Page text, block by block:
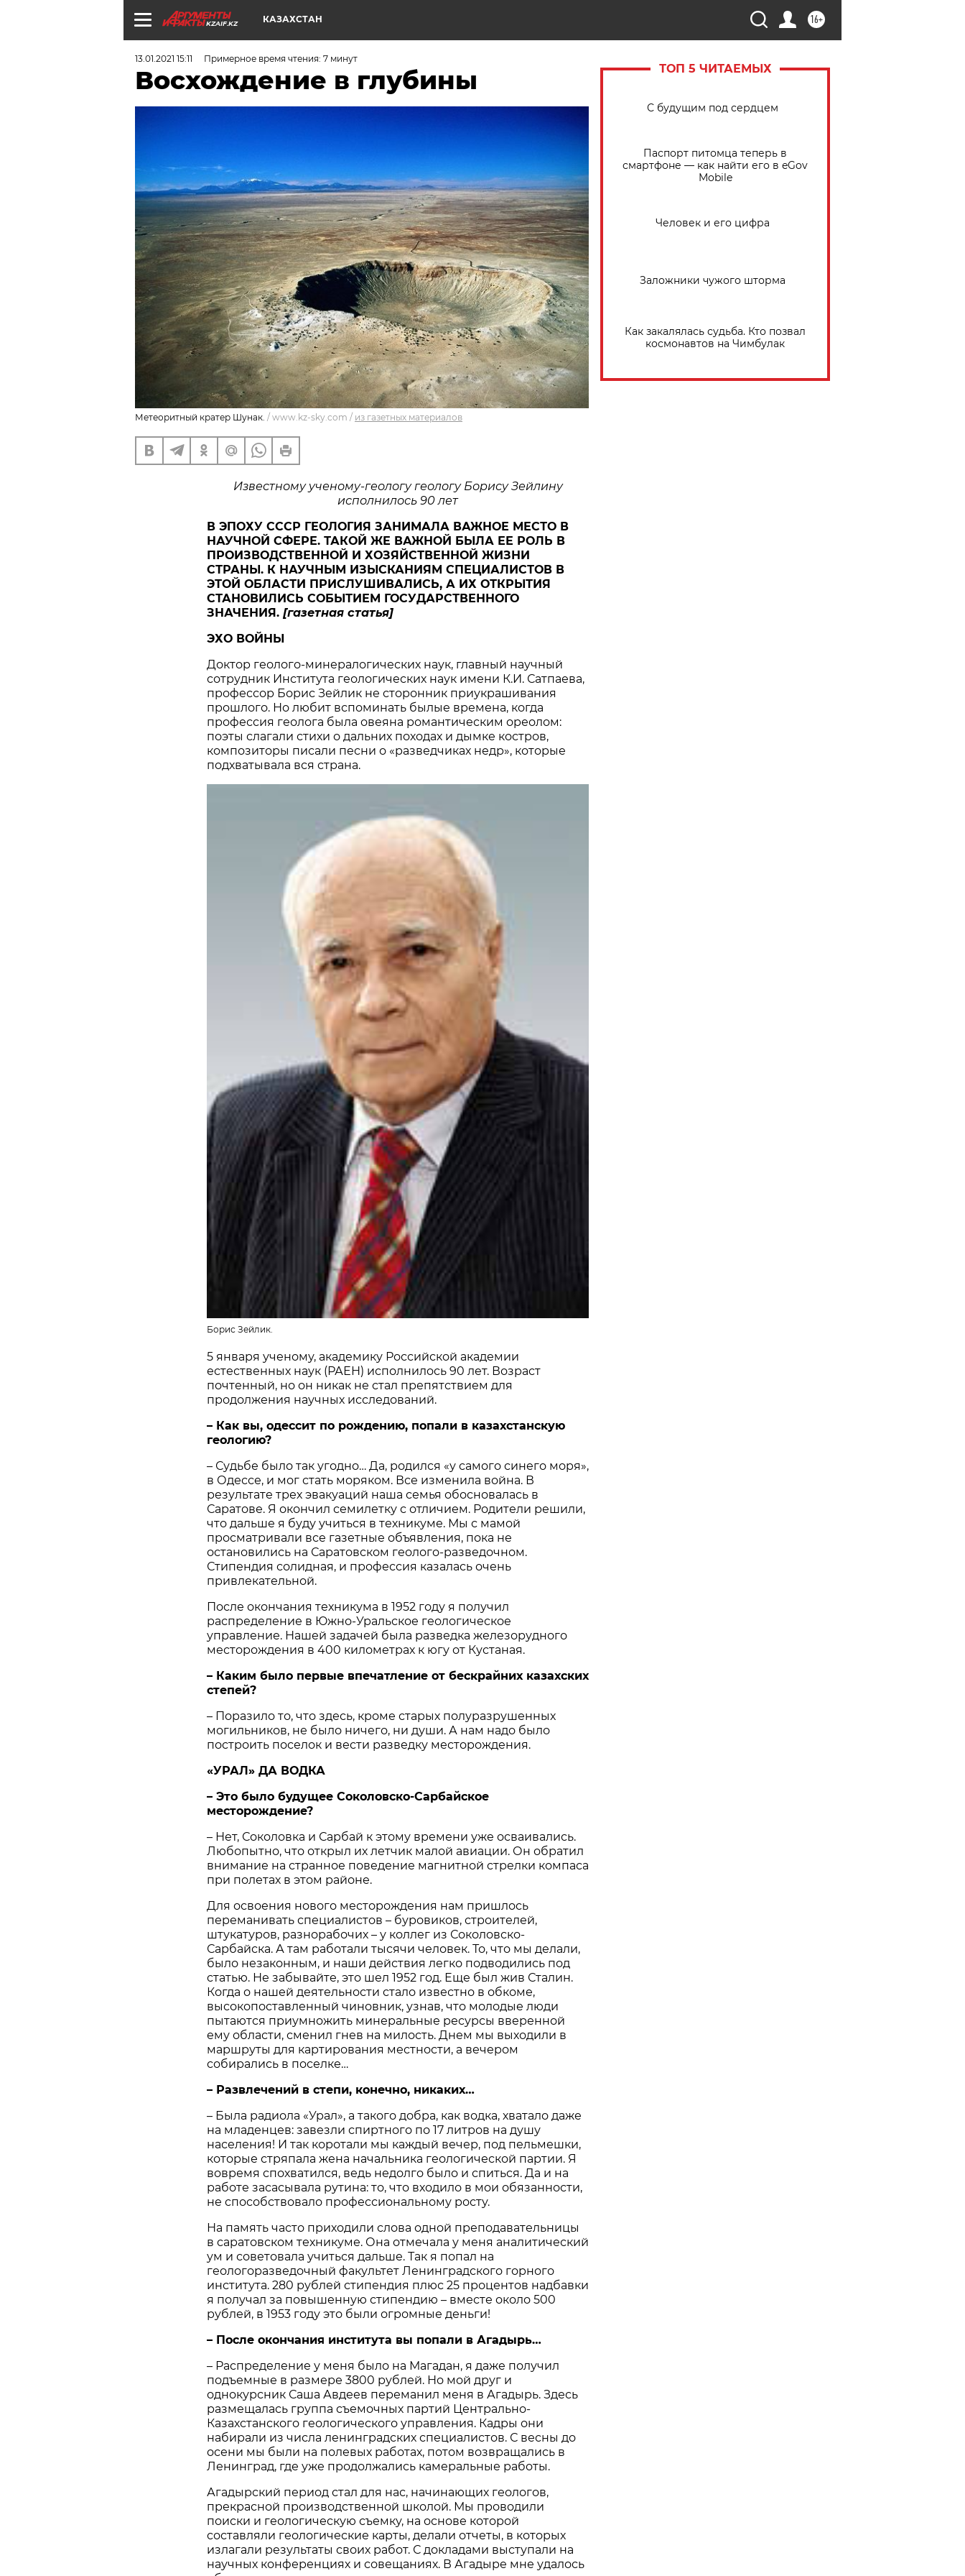
KZAIF.KZ 16+
КАЗАХСТАН
13.01.2021 15:11 Примерное время чтения: 7 минут
Восхождение в глубины
Метеоритный кратер Шунак. / www.kz-sky.com / из газетных материалов
Известному ученому-геологу геологу Борису Зейлину
исполнилось 90 лет
В ЭПОХУ СССР ГЕОЛОГИЯ ЗАНИМАЛА ВАЖНОЕ МЕСТО В
НАУЧНОЙ СФЕРЕ. ТАКОЙ ЖЕ ВАЖНОЙ БЫЛА ЕЕ РОЛЬ В
ПРОИЗВОДСТВЕННОЙ И ХОЗЯЙСТВЕННОЙ ЖИЗНИ
СТРАНЫ. К НАУЧНЫМ ИЗЫСКАНИЯМ СПЕЦИАЛИСТОВ В
ЭТОЙ ОБЛАСТИ ПРИСЛУШИВАЛИСЬ, А ИХ ОТКРЫТИЯ
СТАНОВИЛИСЬ СОБЫТИЕМ ГОСУДАРСТВЕННОГО
ЗНАЧЕНИЯ. [газетная статья]
ЭХО ВОЙНЫ
Доктор геолого-минералогических наук, главный научный
сотрудник Института геологических наук имени К.И. Сатпаева,
профессор Борис Зейлик не сторонник приукрашивания
прошлого. Но любит вспоминать былые времена, когда
профессия геолога была овеяна романтическим ореолом:
поэты слагали стихи о дальних походах и дымке костров,
композиторы писали песни о «разведчиках недр», которые
подхватывала вся страна.
Борис Зейлик.
5 января ученому, академику Российской академии
естественных наук (РАЕН) исполнилось 90 лет. Возраст
почтенный, но он никак не стал препятствием для
продолжения научных исследований.
– Как вы, одессит по рождению, попали в казахстанскую
геологию?
– Судьбе было так угодно… Да, родился «у самого синего моря»,
в Одессе, и мог стать моряком. Все изменила война. В
результате трех эвакуаций наша семья обосновалась в
Саратове. Я окончил семилетку с отличием. Родители решили,
что дальше я буду учиться в техникуме. Мы с мамой
просматривали все газетные объявления, пока не
остановились на Саратовском геолого-разведочном.
Стипендия солидная, и профессия казалась очень
привлекательной.
После окончания техникума в 1952 году я получил
распределение в Южно-Уральское геологическое
управление. Нашей задачей была разведка железорудного
месторождения в 400 километрах к югу от Кустаная.
– Каким было первые впечатление от бескрайних казахских
степей?
– Поразило то, что здесь, кроме старых полуразрушенных
могильников, не было ничего, ни души. А нам надо было
построить поселок и вести разведку месторождения.
«УРАЛ» ДА ВОДКА
– Это было будущее Соколовско-Сарбайское
месторождение?
– Нет, Соколовка и Сарбай к этому времени уже осваивались.
Любопытно, что открыл их летчик малой авиации. Он обратил
внимание на странное поведение магнитной стрелки компаса
при полетах в этом районе.
Для освоения нового месторождения нам пришлось
переманивать специалистов – буровиков, строителей,
штукатуров, разнорабочих – у коллег из Соколовско-
Сарбайска. А там работали тысячи человек. То, что мы делали,
было незаконным, и наши действия легко подводились под
статью. Не забывайте, это шел 1952 год. Еще был жив Сталин.
Когда о нашей деятельности стало известно в обкоме,
высокопоставленный чиновник, узнав, что молодые люди
пытаются приумножить минеральные ресурсы вверенной
ему области, сменил гнев на милость. Днем мы выходили в
маршруты для картирования местности, а вечером
собирались в поселке…
– Развлечений в степи, конечно, никаких…
– Была радиола «Урал», а такого добра, как водка, хватало даже
на младенцев: завезли спиртного по 17 литров на душу
населения! И так коротали мы каждый вечер, под пельмешки,
которые стряпала жена начальника геологической партии. Я
вовремя спохватился, ведь недолго было и спиться. Да и на
работе засасывала рутина: то, что входило в мои обязанности,
не способствовало профессиональному росту.
На память часто приходили слова одной преподавательницы
в саратовском техникуме. Она отмечала у меня аналитический
ум и советовала учиться дальше. Так я попал на
геологоразведочный факультет Ленинградского горного
института. 280 рублей стипендия плюс 25 процентов надбавки
я получал за повышенную стипендию – вместе около 500
рублей, в 1953 году это были огромные деньги!
– После окончания института вы попали в Агадырь…
– Распределение у меня было на Магадан, я даже получил
подъемные в размере 3800 рублей. Но мой друг и
однокурсник Саша Авдеев переманил меня в Агадырь. Здесь
размещалась группа съемочных партий Центрально-
Казахстанского геологического управления. Кадры они
набирали из числа ленинградских специалистов. С весны до
осени мы были на полевых работах, потом возвращались в
Ленинград, где уже продолжались камеральные работы.
Агадырский период стал для нас, начинающих геологов,
прекрасной производственной школой. Мы проводили
поиски и геологическую съемку, на основе которой
составляли геологические карты, делали отчеты, в которых
излагали результаты своих работ. С докладами выступали на
научных конференциях и совещаниях. В Агадыре мне удалось
ТОП 5 ЧИТАЕМЫХ
С будущим под сердцем
Паспорт питомца теперь в
смартфоне — как найти его в eGov
Mobile
Человек и его цифра
Заложники чужого шторма
Как закалялась судьба. Кто позвал
космонавтов на Чимбулак